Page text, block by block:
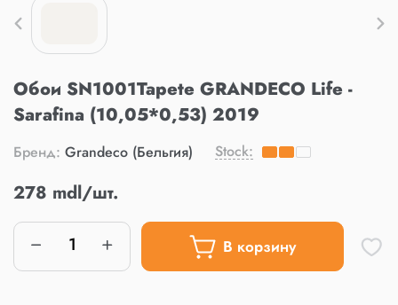
Обои SN1001Tapete GRANDECO Life -
Sarafina (10,05*0,53) 2019
Бренд: Grandeco (Бельгия) Stock:
278 mdl/шт.
В корзину